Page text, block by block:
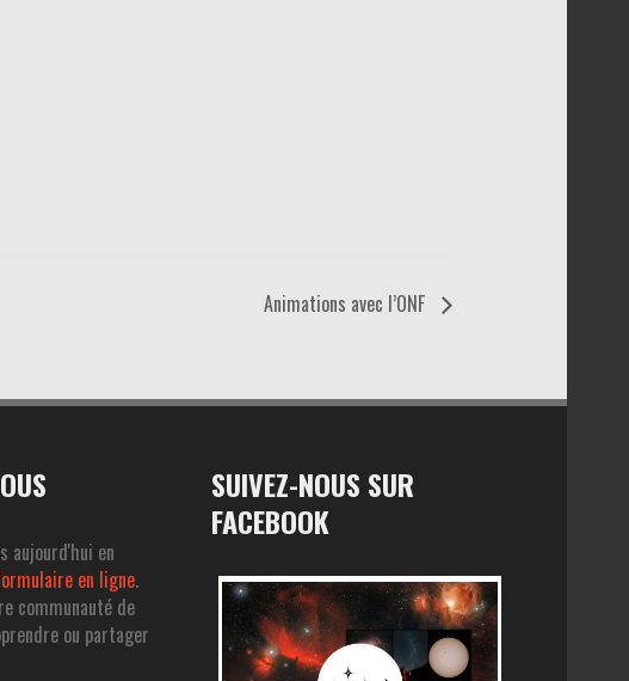
Animations avec l’ONF
aujourd'hui en
en ligne.
communauté de
ou partager
SUIVEZ-NOUS SUR
FACEBOOK